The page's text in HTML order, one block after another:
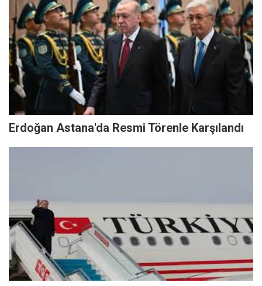
Erdoğan Astana'da Resmi Törenle Karşılandı